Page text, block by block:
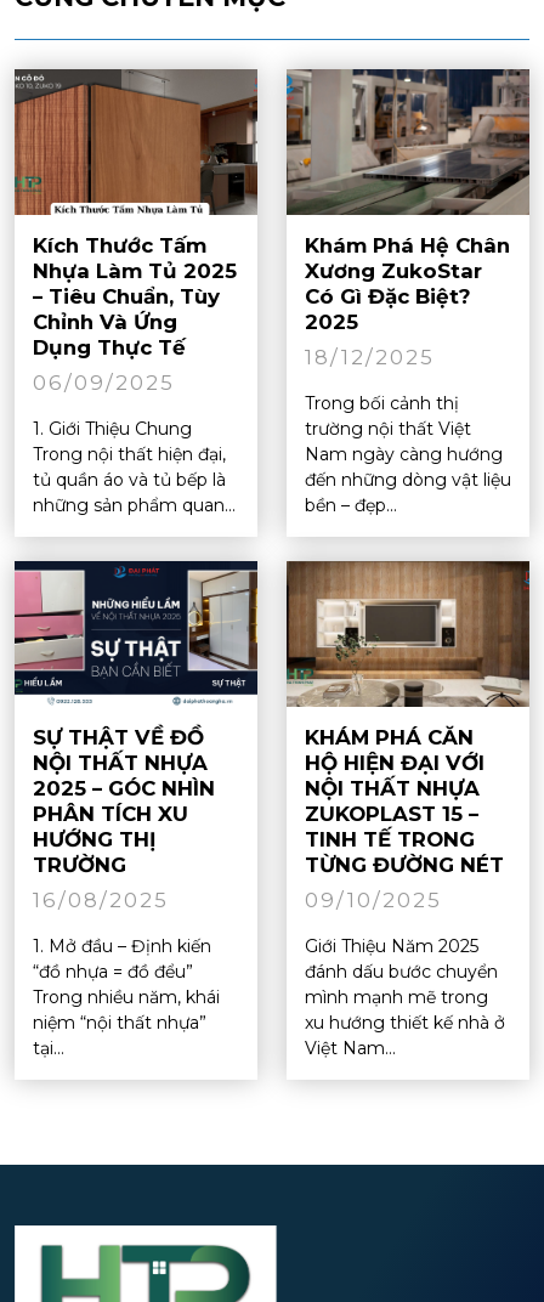
Kích Thước Tấm
Nhựa Làm Tủ 2025
– Tiêu Chuẩn, Tùy
Chỉnh Và Ứng
Dụng Thực Tế
06/09/2025
1. Giới Thiệu Chung
Trong nội thất hiện đại,
tủ quần áo và tủ bếp là
những sản phẩm quan...
Khám Phá Hệ Chân
Xương ZukoStar
Có Gì Đặc Biệt?
2025
18/12/2025
Trong bối cảnh thị
trường nội thất Việt
Nam ngày càng hướng
đến những dòng vật liệu
bền – đẹp...
SỰ THẬT VỀ ĐỒ
NỘI THẤT NHỰA
2025 – GÓC NHÌN
PHÂN TÍCH XU
HƯỚNG THỊ
TRƯỜNG
16/08/2025
1. Mở đầu – Định kiến
“đồ nhựa = đồ đểu”
Trong nhiều năm, khái
niệm “nội thất nhựa”
tại...
KHÁM PHÁ CĂN
HỘ HIỆN ĐẠI VỚI
NỘI THẤT NHỰA
ZUKOPLAST 15 –
TINH TẾ TRONG
TỪNG ĐƯỜNG NÉT
09/10/2025
Giới Thiệu Năm 2025
đánh dấu bước chuyển
mình mạnh mẽ trong
xu hướng thiết kế nhà ở
Việt Nam...